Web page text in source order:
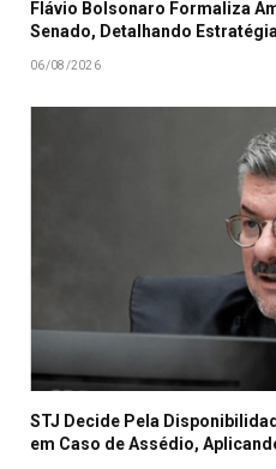
Flávio Bolsonaro Formaliza
Senado, Detalhando
06/08/2026
STJ Decide Pela
em Caso de Assédio,